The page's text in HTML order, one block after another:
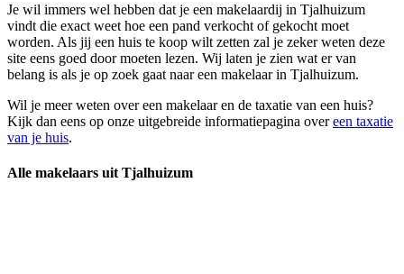
Je wil immers wel hebben dat je een makelaardij in Tjalhuizum
vindt die exact weet hoe een pand verkocht of gekocht moet
worden. Als jij een huis te koop wilt zetten zal je zeker weten deze
site eens goed door moeten lezen. Wij laten je zien wat er van
belang is als je op zoek gaat naar een makelaar in Tjalhuizum.
Wil je meer weten over een makelaar en de taxatie van een huis?
Kijk dan eens op onze uitgebreide informatiepagina overeen taxatie
van je huis.
Alle makelaars uit Tjalhuizum